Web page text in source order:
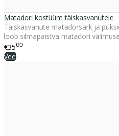
Matadori kostüüm täiskasvanutele
Täiskasvanute matadorsärk ja
loob silmapaistva matadori
€3500
Veel